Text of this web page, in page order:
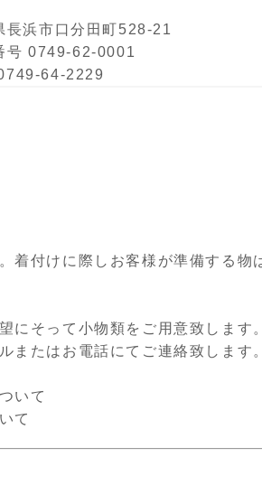
長浜市口分田町528-21
号 0749-62-0001
64-2229
着付けに際しお客様が準備する物
にそって小物類をご用意致します。
またはお電話にてご連絡致します。
いて
て